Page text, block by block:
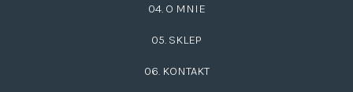
04. O MNIE
05. SKLEP
06. KONTAKT